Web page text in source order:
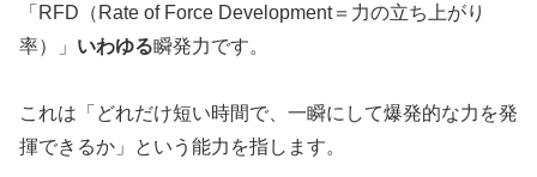
「RFD（Rate of Force Development＝力の立ち上がり
率）」 いわゆる瞬発力です。
これは「どれだけ短い時間で、一瞬にして爆発的な力を発
揮できるか」という能力を指します。